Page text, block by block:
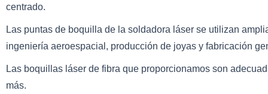
centrado.
Las puntas de boquilla de la soldadora láser se utilizan
ingeniería aeroespacial, producción de joyas y fabricación
Las boquillas láser de fibra que proporcionamosson
más.